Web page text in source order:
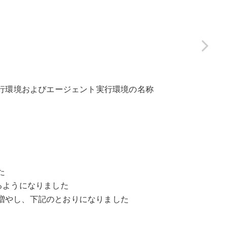
境およびエージェント実行環境の名称
うになりました
し、下記のとおりになりました